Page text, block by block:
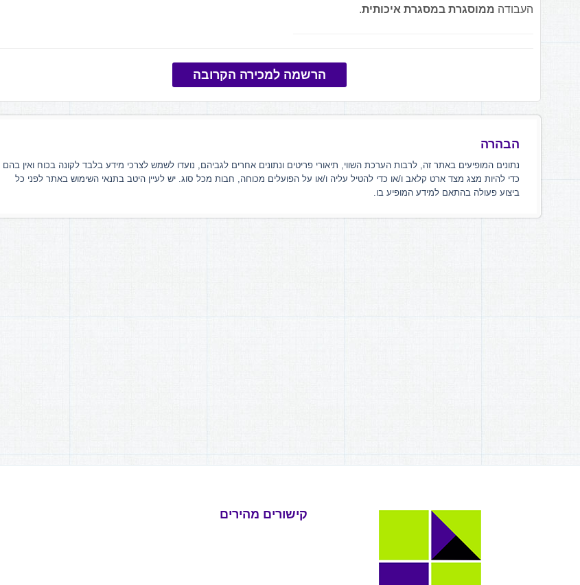
העבודה ממוסגרת במסגרת איכותית.
הרשמה למכירה הקרובה
הבהרה
נתונים המופיעים באתר זה, לרבות הערכת השווי, תיאורי פריטים ונתונים אחרים לגביהם, נועדו לשמש לצרכי מידע בלבד לקונה בכוח ואין בהם
כדי להיות מצג מצד ארט קלאב ו/או כדי להטיל עליה ו/או על הפועלים מכוחה, חבות מכל סוג. יש לעיין היטב בתנאי השימוש באתר לפני כל
ביצוע פעולה בהתאם למידע המופיע בו.
קישורים מהירים